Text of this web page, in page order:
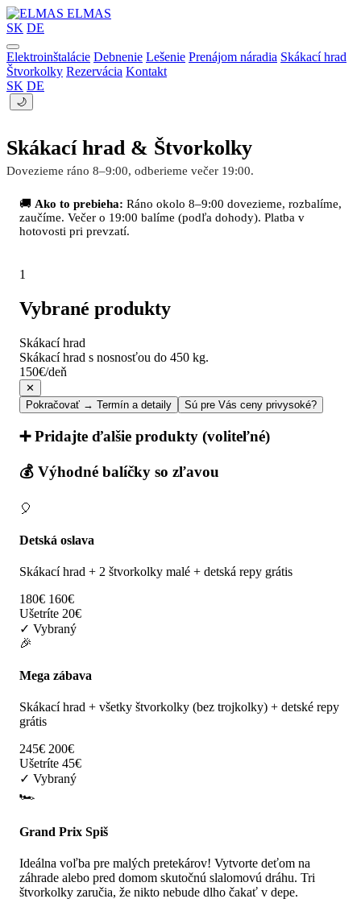
ELMAS
SK DE
Elektroinštalácie Debnenie Lešenie Prenájom náradia Skákací hrad
Štvorkolky Rezervácia Kontakt
SK DE
🌙
Skákací hrad & Štvorkolky
Dovezieme ráno 8–9:00, odberieme večer 19:00.
🚚 Ako to prebieha: Ráno okolo 8–9:00 dovezieme, rozbalíme,
zaučíme. Večer o 19:00 balíme (podľa dohody). Platba v
hotovosti pri prevzatí.
1
Vybrané produkty
Skákací hrad
Skákací hrad s nosnosťou do 450 kg.
150€/deň
✕
Pokračovať → Termín a detaily
Sú pre Vás ceny privysoké?
➕ Pridajte ďalšie produkty (voliteľné)
💰 Výhodné balíčky so zľavou
🎈
Detská oslava
Skákací hrad + 2 štvorkolky malé + detská repy grátis
180€ 160€
Ušetríte 20€
✓ Vybraný
🎉
Mega zábava
Skákací hrad + všetky štvorkolky (bez trojkolky) + detské repy
grátis
245€ 200€
Ušetríte 45€
✓ Vybraný
🏎️
Grand Prix Spiš
Ideálna voľba pre malých pretekárov! Vytvorte deťom na
záhrade alebo pred domom skutočnú slalomovú dráhu. Tri
štvorkolky zaručia, že nikto nebude dlho čakať v depe.